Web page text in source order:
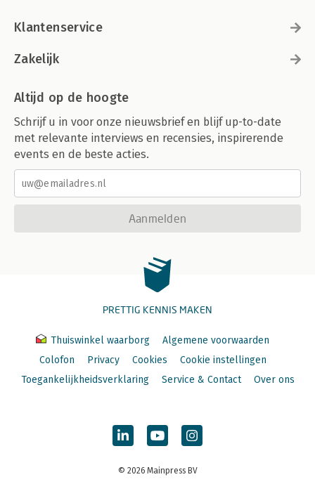
Klantenservice
Zakelijk
Altijd op de hoogte
Schrijf u in voor onze nieuwsbrief en blijf up-to-date
met relevante interviews en recensies, inspirerende
events en de beste acties.
Aanmelden
PRETTIG KENNIS MAKEN
Thuiswinkel waarborg
Algemene voorwaarden
Colofon
Privacy Cookies
Cookie instellingen
Toegankelijkheidsverklaring
Service & Contact Over ons
© 2026 Mainpress BV